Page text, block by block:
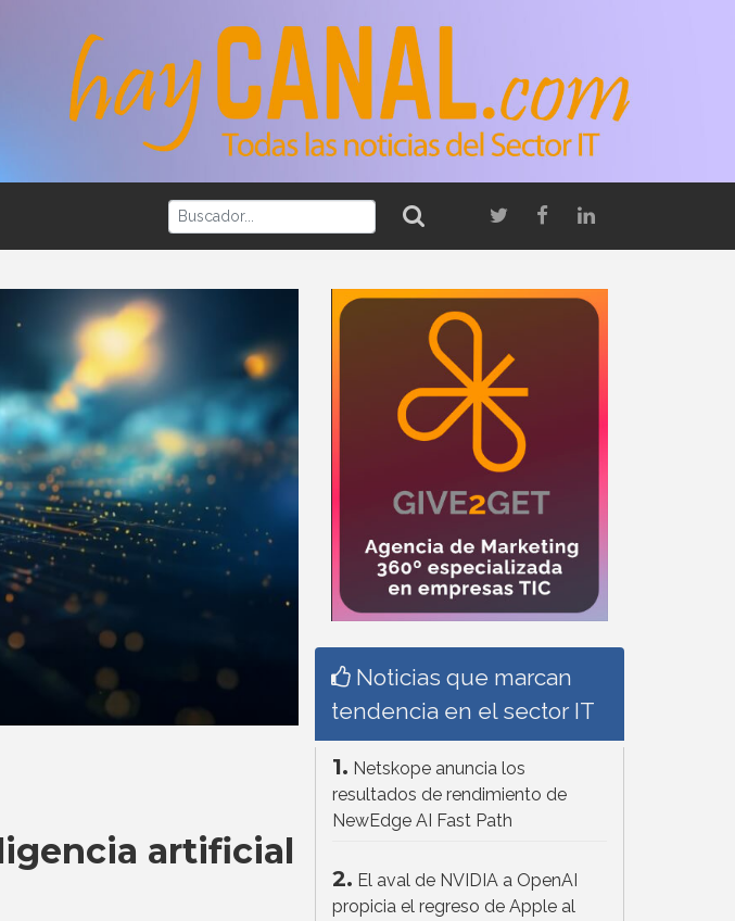
artificial
Noticias que marcan
tendencia en el sector IT
1. Netskope anuncia los
resultados de rendimiento de
NewEdge AI Fast Path
2. El aval de NVIDIA a OpenAI
propicia el regreso de Apple al